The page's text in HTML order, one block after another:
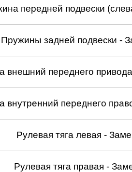
передней подвески
Пружины задней подвески -
внешний переднего
внутренний переднего
Рулевая тяга левая -
Рулевая тяга правая -